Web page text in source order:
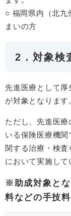
​○ 福岡県内（北九
まいの方
2．対象検
先進医療として
が対象となります
ただし、先進医
いる保険医療機
関する治療・検
において実施して
※助成対象とな
料などの手技